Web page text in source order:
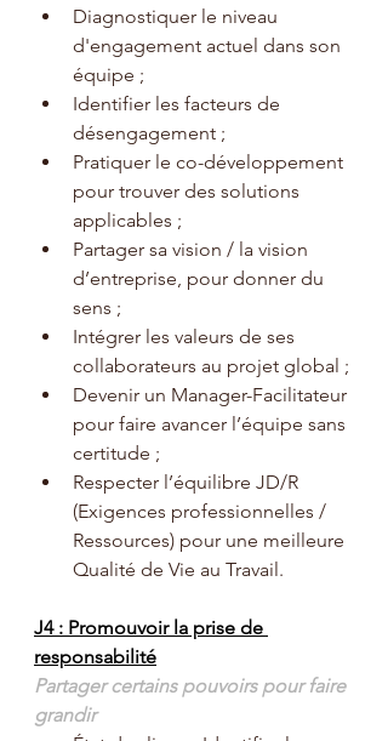
Diagnostiquer le niveau
d'engagement actuel dans son
équipe ;
Identifier les facteurs de
désengagement ;
Pratiquer le co-développement
pour trouver des solutions
applicables ;
Partager sa vision / la vision
d’entreprise, pour donner du
sens ;
Intégrer les valeurs de ses
collaborateurs au projet global ;
Devenir un Manager-Facilitateur
pour faire avancer l’équipe sans
certitude ;
Respecter l’équilibre JD/R
(Exigences professionnelles /
Ressources) pour une meilleure
Qualité de Vie au Travail.
J4 : Promouvoir la prise de
responsabilité
Partager certains pouvoirs pour faire
grandir